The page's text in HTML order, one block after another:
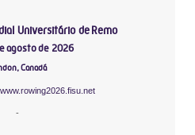
Universitário de Remo
agosto de 2026
Canadá
www.rowing2026.fisu.net
-